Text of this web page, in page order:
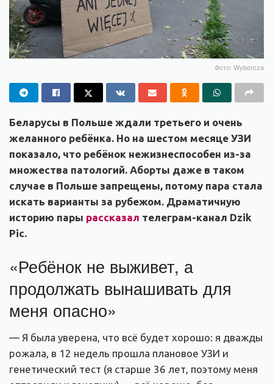
Фото: Wyborcza
Беларусы в Польше ждали третьего и очень
желанного ребёнка. Но на шестом месяце УЗИ
показало, что ребёнок нежизнеспособен из-за
множества патологий. Аборты даже в таком
случае в Польше запрещены, потому пара стала
искать варианты за рубежом. Драматичную
историю пары рассказал телеграм-канал Dzik
Pic.
«Ребёнок не выживет, а
продолжать вынашивать для
меня опасно»
— Я была уверена, что всё будет хорошо: я дважды
рожала, в 12 недель прошла плановое УЗИ и
генетический тест (я старше 36 лет, поэтому меня